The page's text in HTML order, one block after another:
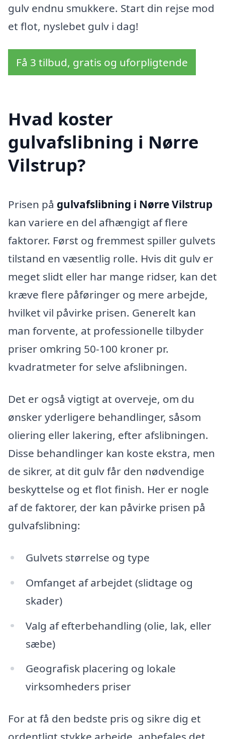
gulv endnu smukkere. Start din rejse mod
et flot, nyslebet gulv i dag!
Få 3 tilbud, gratis og uforpligtende
Hvad koster
gulvafslibning i Nørre
Vilstrup?
Prisen på gulvafslibning i Nørre Vilstrup
kan variere en del afhængigt af flere
faktorer. Først og fremmest spiller gulvets
tilstand en væsentlig rolle. Hvis dit gulv er
meget slidt eller har mange ridser, kan det
kræve flere påføringer og mere arbejde,
hvilket vil påvirke prisen. Generelt kan
man forvente, at professionelle tilbyder
priser omkring 50-100 kroner pr.
kvadratmeter for selve afslibningen.
Det er også vigtigt at overveje, om du
ønsker yderligere behandlinger, såsom
oliering eller lakering, efter afslibningen.
Disse behandlinger kan koste ekstra, men
de sikrer, at dit gulv får den nødvendige
beskyttelse og et flot finish. Her er nogle
af de faktorer, der kan påvirke prisen på
gulvafslibning:
Gulvets størrelse og type
Omfanget af arbejdet (slidtage og
skader)
Valg af efterbehandling (olie, lak, eller
sæbe)
Geografisk placering og lokale
virksomheders priser
For at få den bedste pris og sikre dig et